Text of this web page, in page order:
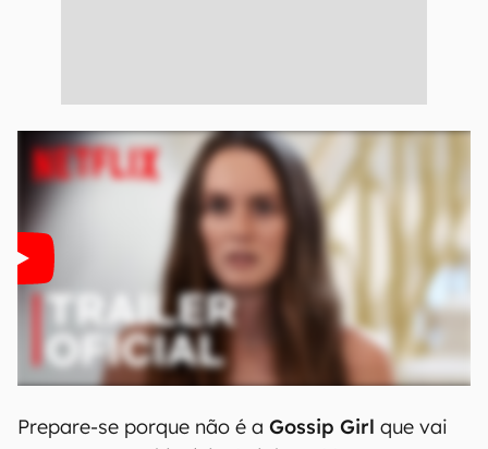
Prepare-se porque não é a Gossip Girl que vai